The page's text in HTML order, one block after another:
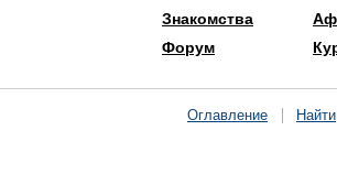
Знакомства
Форум
Оглавление Найти